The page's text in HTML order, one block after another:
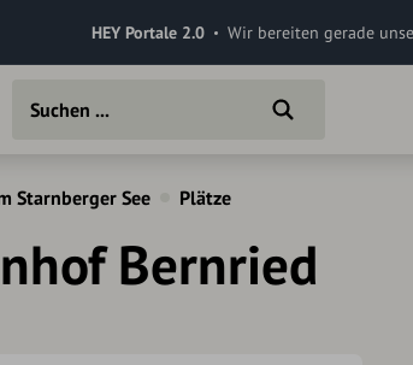
HEY Portale 2.0 Wir bereiten gerade
Starnberger See Plätze
Bernried